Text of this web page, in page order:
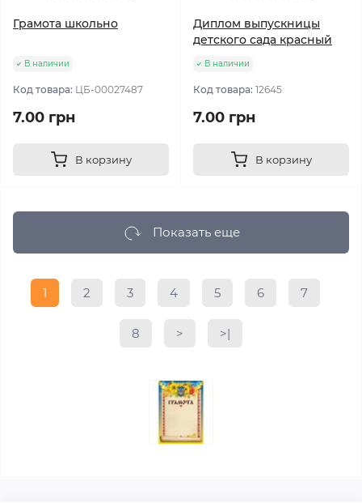
Грамота школьно
В наличии
Код товара: ЦБ-00027487
7.00 грн
В корзину
Диплом выпускницы
детского сада красный
В наличии
Код товара: 12645
7.00 грн
В корзину
Показать еще
1 2 3 4 5 6 7
8 > >|